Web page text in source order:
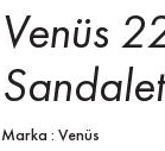
Venüs
Sandalet
Marka: Venüs